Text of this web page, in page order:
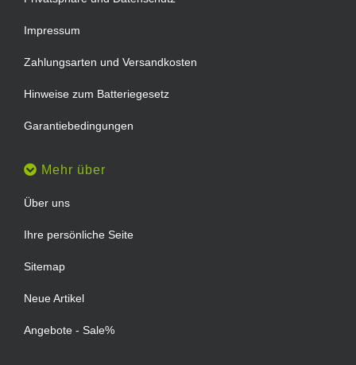
Impressum
Zahlungsarten und Versandkosten
Hinweise zum Batteriegesetz
Garantiebedingungen
Mehr über
Über uns
Ihre persönliche Seite
Sitemap
Neue Artikel
Angebote - Sale%